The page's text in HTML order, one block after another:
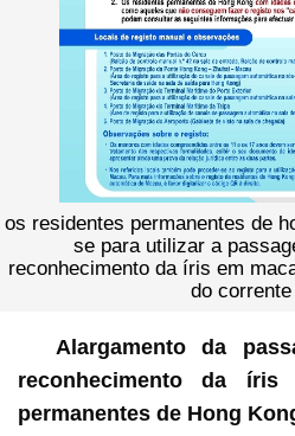
os residentes permanentes de
se para utilizar a
reconhecimento da íris em
do corrente
Alargamento da
reconhecimento da
permanentes de Hong